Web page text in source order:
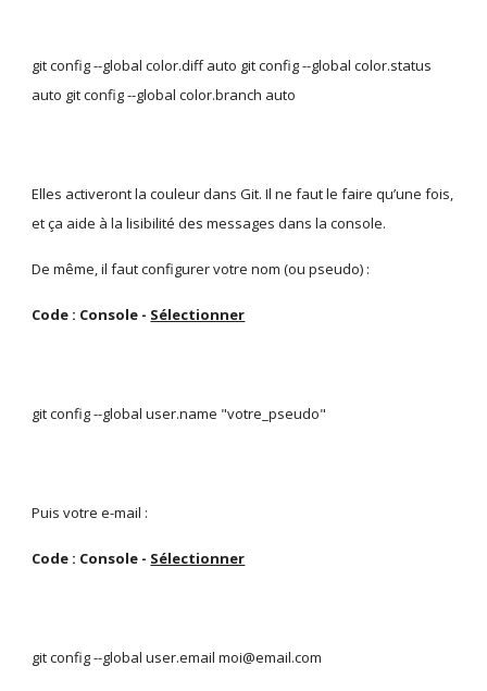
git config --global color.diff auto git config --global color.status
auto git config --global color.branch auto
Elles activeront la couleur dans Git. Il ne faut le faire qu’une fois,
et ça aide à la lisibilité des messages dans la console.
De même, il faut configurer votre nom (ou pseudo) :
Code : Console - Sélectionner
git config --global user.name "votre_pseudo"
Puis votre e-mail :
Code : Console - Sélectionner
git config --global user.email moi@email.com